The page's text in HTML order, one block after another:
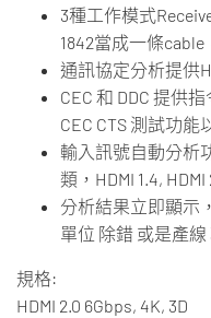
3種工作模式
1842當成一條cable
通訊協定分析提供
CEC 和 DDC 提供
CEC CTS 測試功
輸入訊號自動分析
類，HDMI 1.4,
分析結果立即顯示
單位 除錯 或是產線
規格:
HDMI 2.0 6Gbps, 4K, 3D